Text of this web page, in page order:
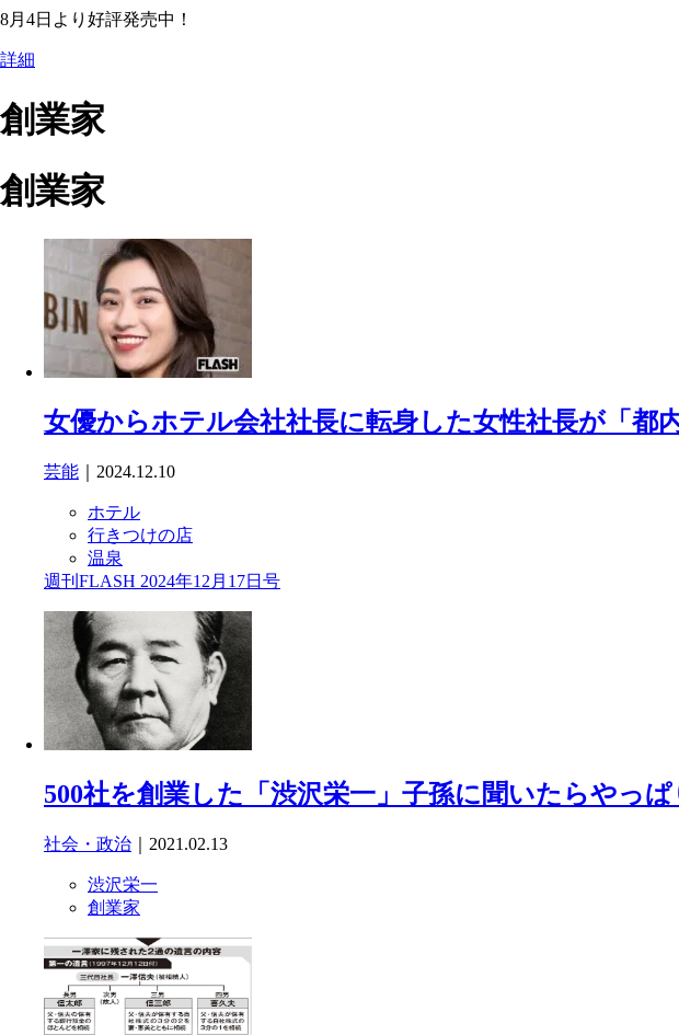
8月4日より好評発売中！
詳細
創業家
創業家
女優からホテル会社社長に転身した女性社長が「都
芸能 ｜2024.12.10
ホテル
行きつけの店
温泉
週刊FLASH 2024年12月17日号
500社を創業した「渋沢栄一」子孫に聞いたらやっ
社会・政治 ｜2021.02.13
渋沢栄一
創業家